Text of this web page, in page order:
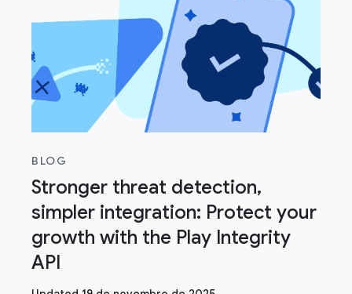
BLOG
Stronger threat detection,
simpler integration: Protect your
growth with the Play Integrity
API